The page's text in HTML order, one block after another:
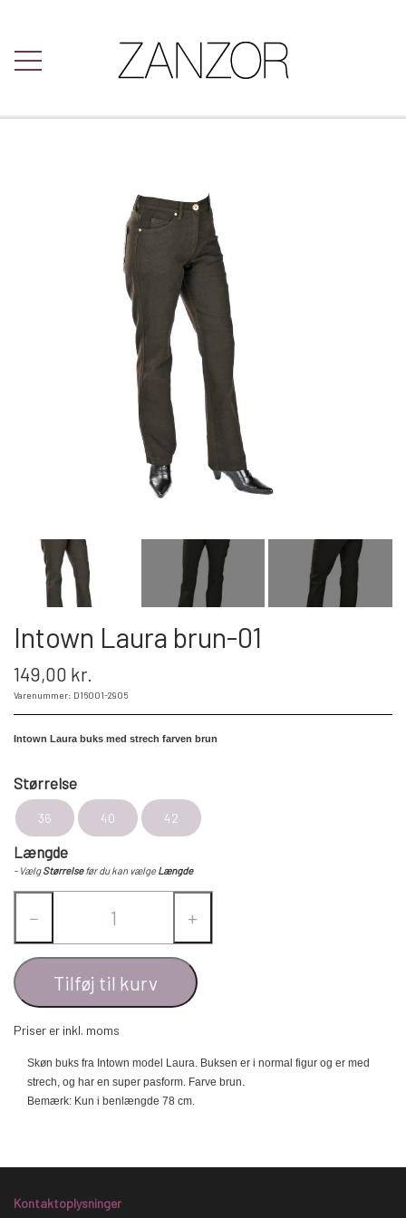
INTOWN BUKSER
LÆKRE BUKSER
DAMESKO
DAMESTØVLER
Intown Laura brun-01
149,00 kr.
Varenummer: D16001-2905
Intown Laura buks med strech farven brun
Størrelse
36 40 42
Længde
- VælgStørrelsefør du kan vælgeLængde
− +
Tilføj til kurv
Priser er inkl. moms
Skøn buks fra Intown model Laura. Buksen er i normal figur og er med
strech, og har en super pasform. Farve brun.
Bemærk: Kun i benlængde 78 cm.
Kontaktoplysninger